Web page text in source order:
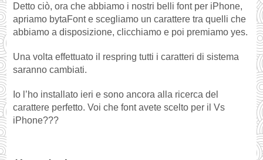
Detto ciò, ora che abbiamo i nostri belli font per iPhone,
apriamo bytaFont e scegliamo un carattere tra quelli che
abbiamo a disposizione, clicchiamo e poi premiamo yes.
Una volta effettuato il respring tutti i caratteri di sistema
saranno cambiati.
Io l’ho installato ieri e sono ancora alla ricerca del
carattere perfetto. Voi che font avete scelto per il Vs
iPhone???